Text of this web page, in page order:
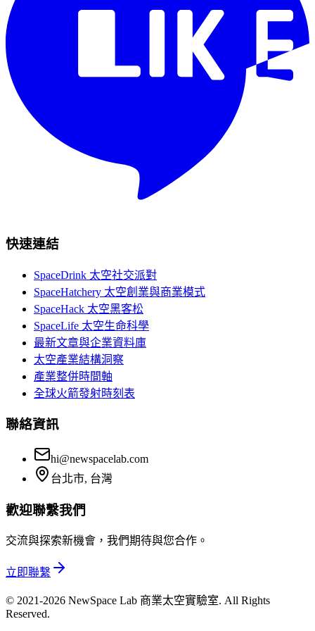
快速連結
SpaceDrink 太空社交派對
SpaceHatchery 太空創業與商業模式
SpaceHack 太空黑客松
SpaceLife 太空生命科學
最新文章與企業資料庫
太空產業結構洞察
產業整併時間軸
全球火箭發射時刻表
聯絡資訊
hi@newspacelab.com
台北市, 台灣
歡迎聯繫我們
交流與探索新機會，我們期待與您合作。
立即聯繫
© 2021-2026 NewSpace Lab 商業太空實驗室. All Rights
Reserved.